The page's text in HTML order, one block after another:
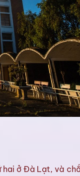
ở Đà Lạt, và